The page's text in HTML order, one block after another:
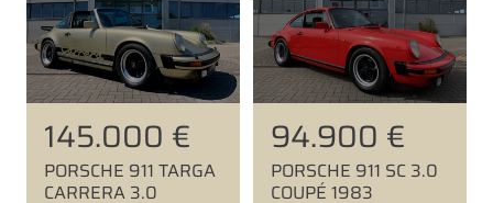
p
r
e
i
s
p
r
e
i
s
N
o
145.000 €
PORSCHE 911 TARGA
CARRERA 3.0
N
o
94.900 €
PORSCHE 911 SC 3.0
COUPÉ 1983